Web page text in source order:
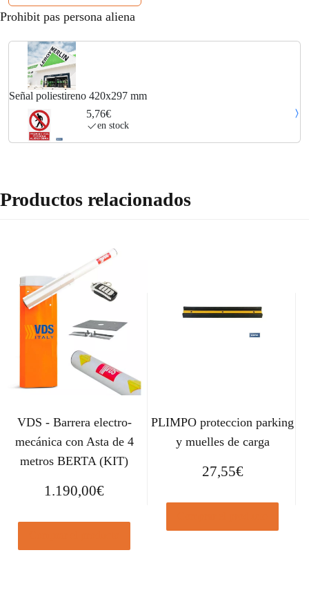
Prohibit pas persona aliena
Señal poliestireno 420x297 mm
5,76€
en stock
Productos relacionados
VDS - Barrera electro-
mecánica con Asta de 4
metros BERTA (KIT)
1.190,00€
PLIMPO proteccion parking
y muelles de carga
27,55€